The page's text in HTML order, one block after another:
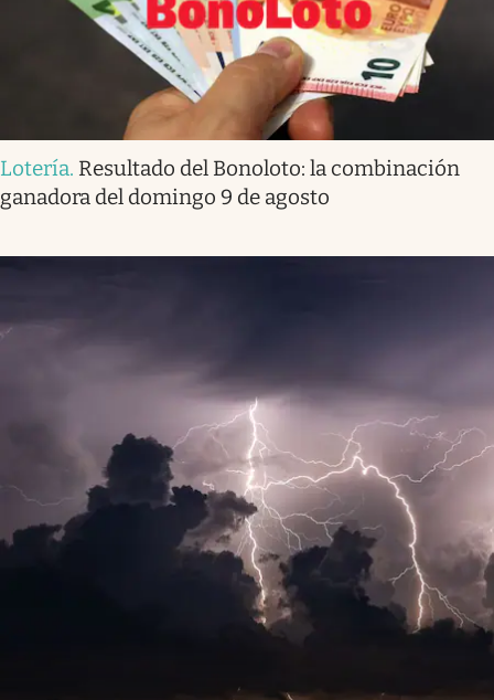
Lotería. Resultado del Bonoloto: la combinación
ganadora del domingo 9 de agosto